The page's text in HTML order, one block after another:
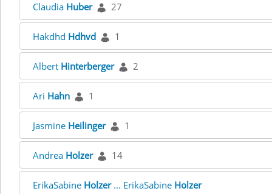
Claudia Huber 27
Hakdhd Hdhvd 1
Albert Hinterberger 2
Ari Hahn 1
Jasmine Heilinger 1
Andrea Holzer 14
ErikaSabine Holzer... ErikaSabine Holzer